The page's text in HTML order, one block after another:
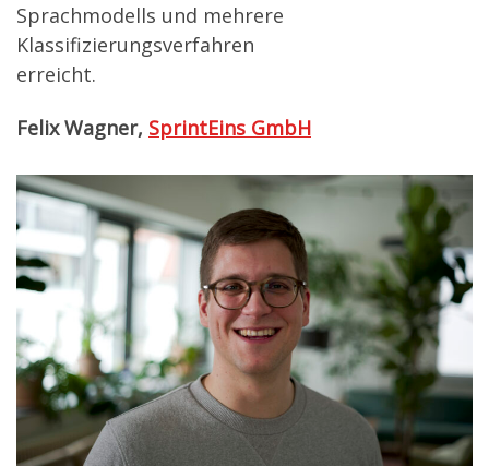
Sprachmodells und mehrere
Klassifizierungsverfahren
erreicht.
Felix Wagner, SprintEins GmbH